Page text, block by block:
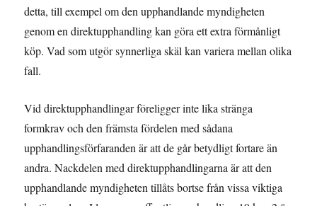
detta, till exempel om den upphandlande myndigheten
genom en direktupphandling kan göra ett extra förmånligt
köp. Vad som utgör synnerliga skäl kan variera mellan olika
fall.
Vid direktupphandlingar föreligger inte lika stränga
formkrav och den främsta fördelen med sådana
upphandlingsförfaranden är att de går betydligt fortare än
andra. Nackdelen med direktupphandlingarna är att den
upphandlande myndigheten tillåts bortse från vissa viktiga